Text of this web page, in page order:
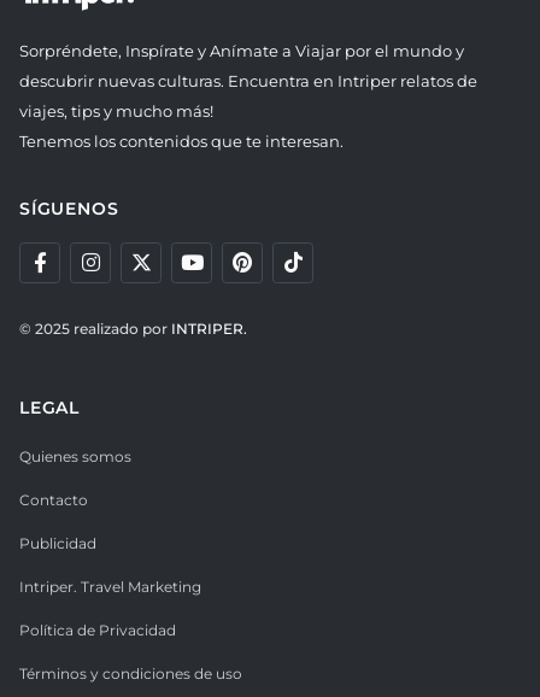
Sorpréndete, Inspírate y Anímate a Viajar por el mundo y
descubrir nuevas culturas. Encuentra en Intriper relatos de
viajes, tips y mucho más!
Tenemos los contenidos que te interesan.
SÍGUENOS
© 2025 realizado por INTRIPER.
LEGAL
Quienes somos
Contacto
Publicidad
Intriper. Travel Marketing
Política de Privacidad
Términos y condiciones de uso